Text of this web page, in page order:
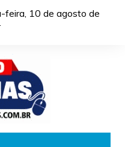
feira, 10 de agosto de